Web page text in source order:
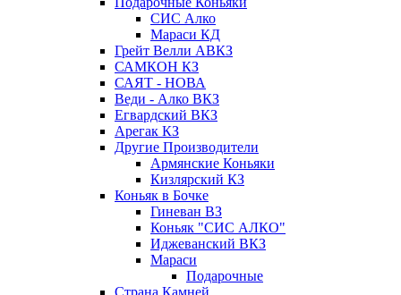
СИС Алко
Мараси КД
Грейт Велли АВКЗ
САМКОН КЗ
САЯТ - НОВА
Веди - Алко ВКЗ
Егвардский ВКЗ
Арегак КЗ
Другие Производители
Армянские Коньяки
Кизлярский КЗ
Коньяк в Бочке
Гиневан ВЗ
Коньяк "СИС АЛКО"
Иджеванский ВКЗ
Мараси
Подарочные
Страна Камней